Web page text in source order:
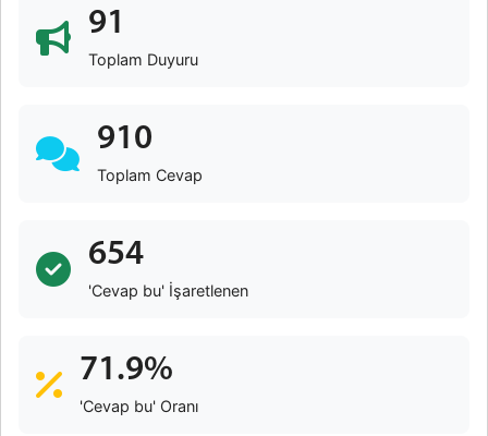
91
Toplam Duyuru
910
Toplam Cevap
654
'Cevap bu' İşaretlenen
71.9%
'Cevap bu' Oranı